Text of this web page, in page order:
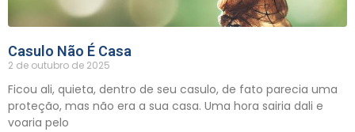
Casulo Não É Casa
2 de outubro de 2025
Ficou ali, quieta, dentro de seu casulo, de fato parecia uma
proteção, mas não era a sua casa. Uma hora sairia dali e
voaria pelo